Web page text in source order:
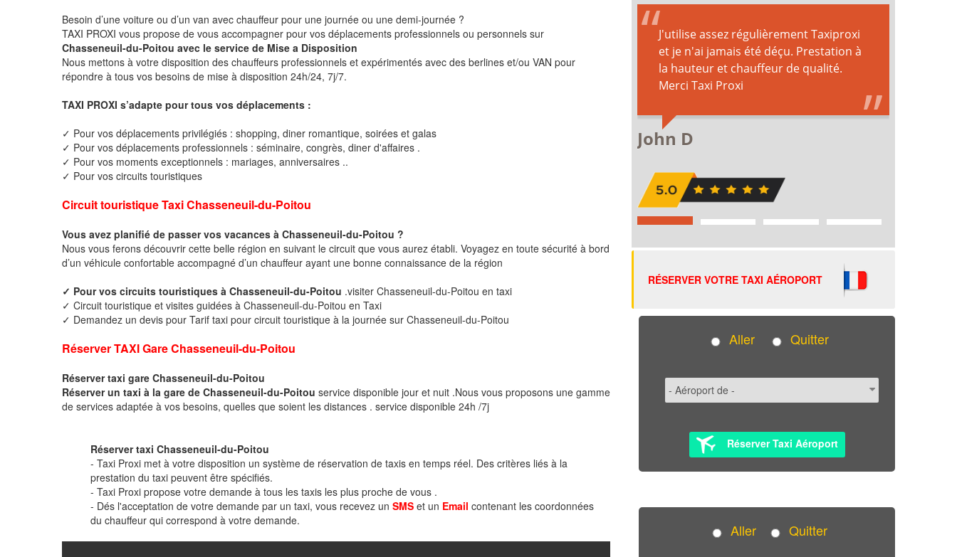
Besoin d’une voiture ou d’un van avec chauffeur pour une journée ou une demi-journée ?
TAXI PROXI vous propose de vous accompagner pour vos déplacements professionnels ou personnels sur
Chasseneuil-du-Poitou avec le service de Mise a Disposition
Nous mettons à votre disposition des chauffeurs professionnels et expérimentés avec des berlines et/ou VAN pour
répondre à tous vos besoins de mise à disposition 24h/24, 7j/7.
TAXI PROXI s’adapte pour tous vos déplacements :
✓ Pour vos déplacements privilégiés : shopping, diner romantique, soirées et galas
✓ Pour vos déplacements professionnels : séminaire, congrès, diner d'affaires .
✓ Pour vos moments exceptionnels : mariages, anniversaires ..
✓ Pour vos circuits touristiques
Circuit touristique Taxi Chasseneuil-du-Poitou
Vous avez planifié de passer vos vacances à Chasseneuil-du-Poitou ?
Nous vous ferons découvrir cette belle région en suivant le circuit que vous aurez établi. Voyagez en toute sécurité à bord
d’un véhicule confortable accompagné d’un chauffeur ayant une bonne connaissance de la région
✓ Pour vos circuits touristiques à Chasseneuil-du-Poitou .visiter Chasseneuil-du-Poitou en taxi
✓ Circuit touristique et visites guidées à Chasseneuil-du-Poitou en Taxi
✓ Demandez un devis pour Tarif taxi pour circuit touristique à la journée sur Chasseneuil-du-Poitou
Réserver TAXI Gare Chasseneuil-du-Poitou
Réserver taxi gare Chasseneuil-du-Poitou
Réserver un taxi à la gare de Chasseneuil-du-Poitou service disponible jour et nuit .Nous vous proposons une gamme
de services adaptée à vos besoins, quelles que soient les distances . service disponible 24h /7j
Réserver taxi Chasseneuil-du-Poitou
- Taxi Proxi met à votre disposition un système de réservation de taxis en temps réel. Des critères liés à la
prestation du taxi peuvent être spécifiés.
- Taxi Proxi propose votre demande à tous les taxis les plus proche de vous .
- Dés l'acceptation de votre demande par un taxi, vous recevez un SMS et un Email contenant les coordonnées
du chauffeur qui correspond à votre demande.
RÉSERVER VOTRE TAXI AÉROPORT
Aller Quitter
Réserver Taxi Aéroport
Aller Quitter